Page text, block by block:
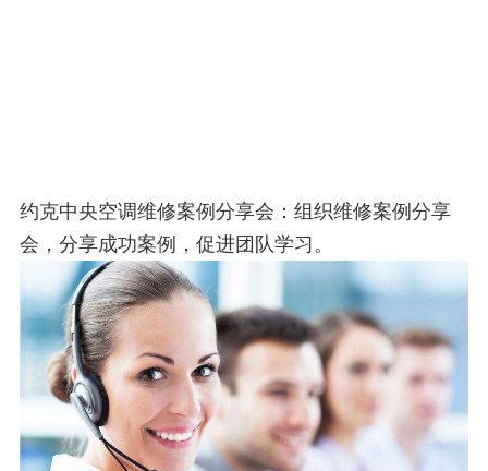
约克中央空调维修案例分享会：组织维修案例分享
会，分享成功案例，促进团队学习。